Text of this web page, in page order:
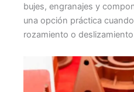
bujes, engranajes y
una opción práctica
rozamiento o